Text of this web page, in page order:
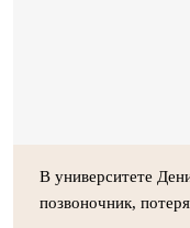
В университете
позвоночник,